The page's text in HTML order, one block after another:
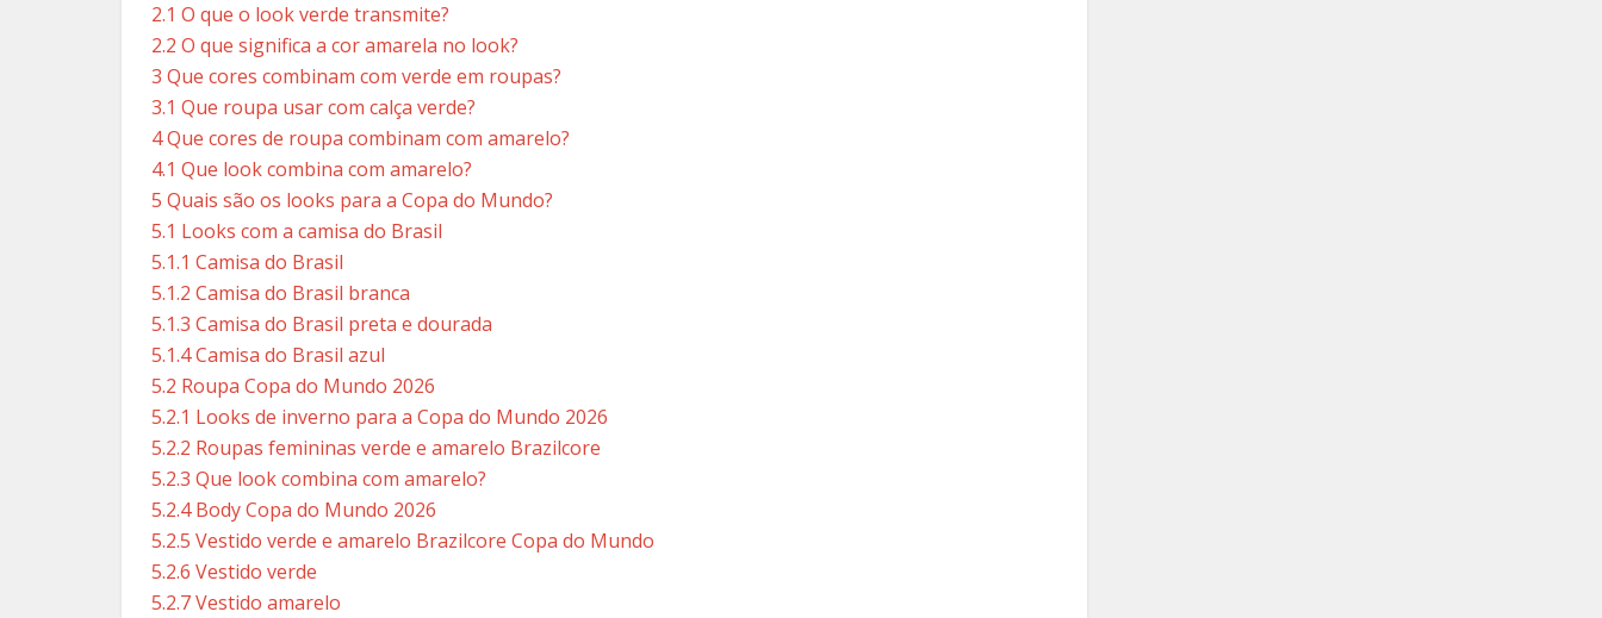
2.1 O que o look verde transmite?
2.2 O que significa a cor amarela no look?
3 Que cores combinam com verde em roupas?
3.1 Que roupa usar com calça verde?
4Que cores de roupa combinam com amarelo?
4.1 Que look combina com amarelo?
5 Quais são os looks para a Copa do Mundo?
5.1 Looks com a camisa do Brasil
5.1.1 Camisa do Brasil
5.1.2 Camisa do Brasil branca
5.1.3 Camisa do Brasil preta e dourada
5.1.4Camisa do Brasil azul
5.2 Roupa Copa do Mundo 2026
5.2.1 Looks de inverno para a Copa do Mundo 2026
5.2.2 Roupas femininas verde e amarelo Brazilcore
5.2.3 Que look combina com amarelo?
5.2.4 Body Copa do Mundo 2026
5.2.5 Vestido verde e amarelo Brazilcore Copa do Mundo
5.2.6 Vestido verde
5.2.7Vestido amarelo